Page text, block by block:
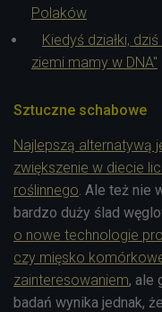
Polaków
Kiedyś działki,
ziemi mamy w DNA"
Sztuczne schabowe
Najlepszą alternatywą
zwiększenie w diecie
roślinnego. Ale też nie
bardzo duży ślad
o nowe technologie
czy mięsko
zainteresowaniem, ale
badań wynika jednak,